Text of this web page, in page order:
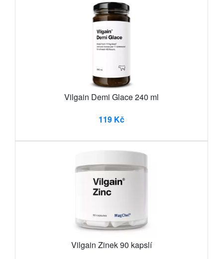
Vilgain Demi Glace 240 ml
119 Kč
Vilgain Zinek 90 kapslí